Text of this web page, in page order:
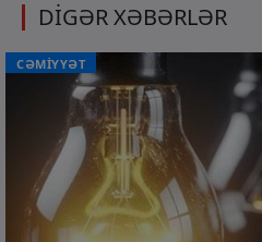
DİGƏR XƏBƏRLƏR
CƏMİYYƏT